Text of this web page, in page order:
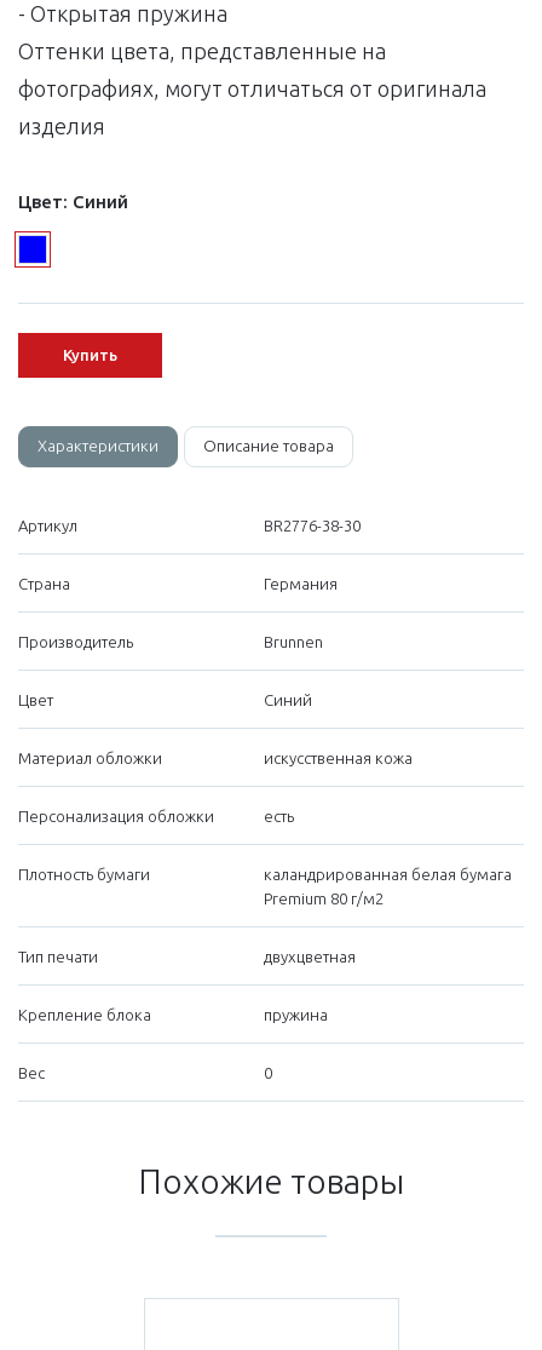
- Открытая пружина
Оттенки цвета, представленные на
фотографиях, могут отличаться от оригинала
изделия
Цвет: Синий
Купить
Характеристики Описание товара
Артикул BR2776-38-30
Страна Германия
Производитель Brunnen
Цвет Синий
Материал обложки искусственная кожа
Персонализация обложки есть
Плотность бумаги
каландрированная белая бумага
Premium 80 г/м2
Тип печати двухцветная
Крепление блока пружина
Вес 0
Похожие товары